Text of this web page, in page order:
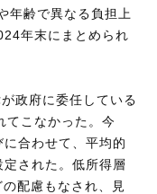
年齢で異なる負担上
年末にまとめられ
政府に委任している
てこなかった。今
合わせて、平均的
された。低所得層
配慮もなされ、見